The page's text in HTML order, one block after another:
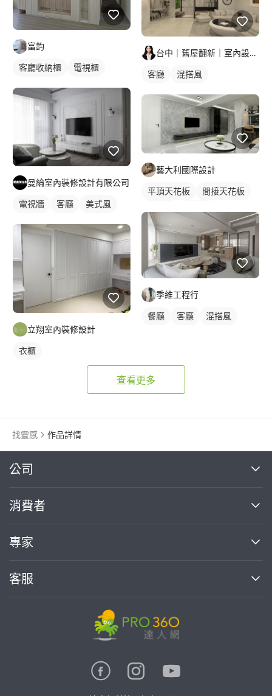
富鈞
客廳收納櫃 電視櫃
曼綸室內裝修設計有限公司
電視牆 客廳 美式風
立翔室內裝修設計
衣櫃
台中｜舊屋翻新｜室內設計｜新屋裝潢｜空間規劃｜工程統包
客廳 混搭風
藝大利國際設計
平頂天花板
間接天花板
季維工程行
餐廳 客廳 混搭風
查看更多
找靈感 作品詳情
公司
關於我們
部落格
加入我們
消費者
買服務
熱門服務
專家
案件中心
客服
繼續完成